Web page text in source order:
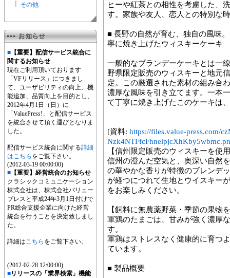
その他
■ 【重要】配信サービス統合に
関するお知らせ
現在ご利用頂いております
「VFリリース」につきまし
て、ユーザビリティの向上、機
能追加、品質向上を目的とし、
2012年4月1日（日）に
「ValuePress!」と配信サービス
を統合させて頂く運びとなりま
した。
配信サービス統合に関する詳細
はこちら をご覧下さい。
(2012-03-19 00:00:00)
■ 【重要】経営統合のお知らせ
クラシックコミュニケーション
株式会社は、株式会社バリュー
プレスと平成24年3月1日付けで
PR総合支援企業に向けた経営
統合を行うことを決定致しまし
た。
詳細はこちら をご覧下さい。
(2012-02-28 12:00:00)
■リリースの「業界検索」機能
ヒーや紅茶との相性を考慮した、
す。家族や友人、恋人との特別な
■ 長野の自然が育む、独自の風味
寧に焼き上げたウィスキーケーキ
一般的なブランデーケーキとは一
野県限定販売のウィスキーと地元
定。この厳選された素材の組み合
濃厚な風味を引き立てます。一本
て丁寧に焼き上げたこのケーキは
[資料: https://files.value-press.com/
【信州限定販売のウィスキーを使
信州の澄んだ空気と、奥深い自然
の華やかな香りが特徴のブレンデ
が経つにつれて生地とウイスキー
をお楽しみください。
【飼料に無農薬野菜・季節の果物
軍鶏のたまごは、甘みが強く濃厚
す。
軍鶏はストレスなく健康的に育つ
ています。
■ 製品概要